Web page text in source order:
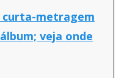
curta-metragem
veja onde